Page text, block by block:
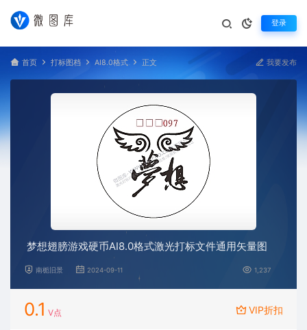
登录
首页 打标图档 AI8.0格式 正文 我要发布
梦想翅膀游戏硬币AI8.0格式激光打标文件通用矢量图
南栀旧景 2024-09-11 1,237
0.1 V点 VIP折扣